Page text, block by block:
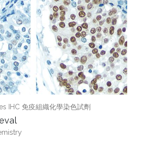
IHC 免疫組織化學染色試劑